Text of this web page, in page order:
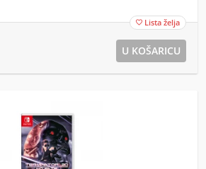
 Lista želja